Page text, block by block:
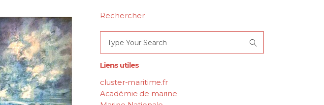
Rechercher
for:
Liens utiles
cluster-maritime.fr
Académie de marine